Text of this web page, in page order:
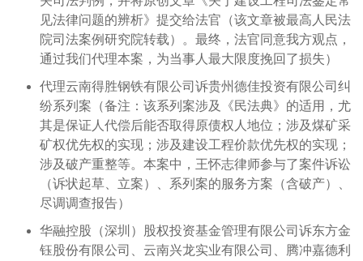
见法律问题的辨析》提交给法官（该文章被最高人民法
院司法案例研究院转载）。最终，法官同意我方观点，
通过我们代理本案，为当事人最大限度挽回了损失）
代理云南得胜钢铁有限公司诉贵州德佳投资有限公司纠
纷系列案（备注：该系列案涉及《民法典》的适用，尤
其是保证人代偿后能否取得原债权人地位；涉及煤矿采
矿权优先权的实现；涉及建设工程价款优先权的实现；
涉及破产重整等。本案中，王怀志律师参与了案件诉讼
（诉状起草、立案）、系列案的服务方案（含破产）、
尽调调查报告）
华融控股（深圳）股权投资基金管理有限公司诉东方金
钰股份有限公司、云南兴龙实业有限公司、腾冲嘉德利